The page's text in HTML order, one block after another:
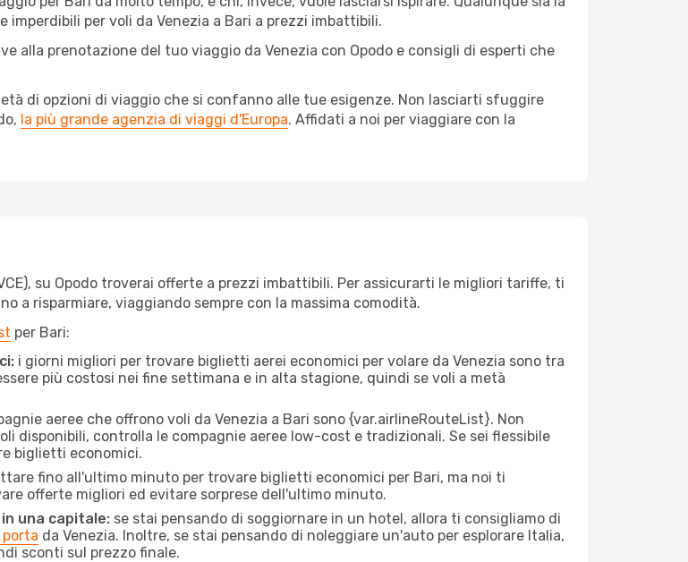
per voli da Venezia a Bari a prezzi imbattibili.
alla prenotazione del tuo viaggio da Venezia con Opodo e consigli di esperti che
di opzioni di viaggio che si confanno alle tue esigenze. Non lasciarti sfuggire
la più grande agenzia di viaggi d'Europa. Affidati a noi per viaggiare con la
su Opodo troverai offerte a prezzi imbattibili. Per assicurarti le migliori tariffe, ti
a risparmiare, viaggiando sempre con la massima comodità.
per Bari:
i giorni migliori per trovare biglietti aerei economici per volare da Venezia sono tra
più costosi nei fine settimana e in alta stagione, quindi se voli a metà
aeree che offrono voli da Venezia a Bari sono {​var.airlineRouteList}. Non
disponibili, controlla le compagnie aeree low-cost e tradizionali. Se sei flessibile
biglietti economici.
fino all'ultimo minuto per trovare biglietti economici per Bari, ma noi ti
offerte migliori ed evitare sorprese dell'ultimo minuto.
una capitale: se stai pensando di soggiornare in un hotel, allora ti consigliamo di
da Venezia. Inoltre, se stai pensando di noleggiare un'auto per esplorare Italia,
sconti sul prezzo finale.